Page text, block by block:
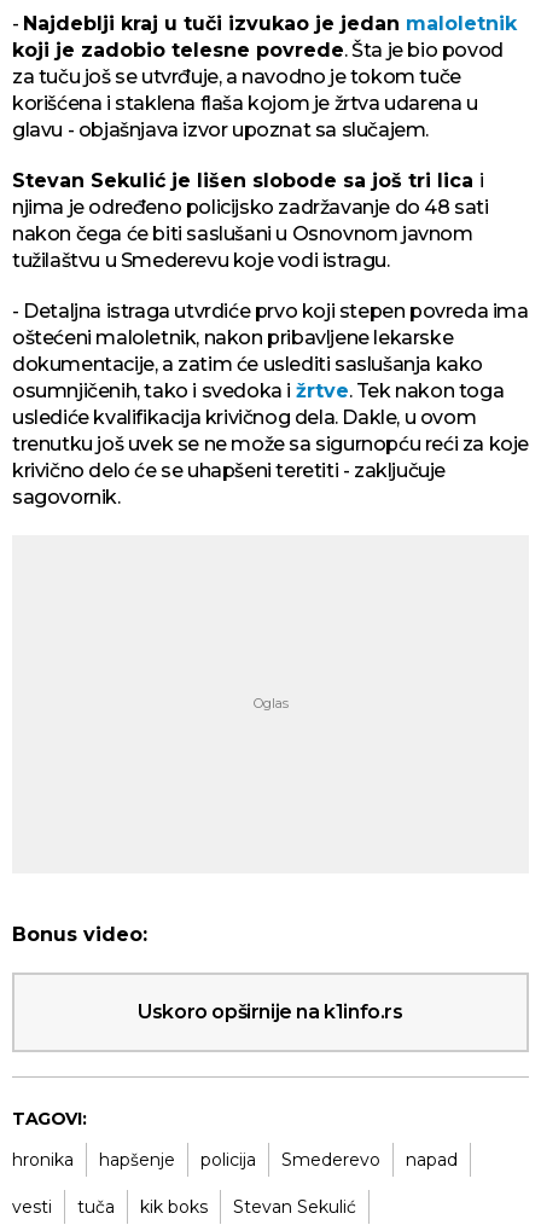
- Najdeblji kraj u tuči izvukao je jedan maloletnik
koji je zadobio telesne povrede. Šta je bio povod
za tuču još se utvrđuje, a navodno je tokom tuče
korišćena i staklena flaša kojom je žrtva udarena u
glavu - objašnjava izvor upoznat sa slučajem.
Stevan Sekulić je lišen slobode sa još tri lica i
njima je određeno policijsko zadržavanje do 48 sati
nakon čega će biti saslušani u Osnovnom javnom
tužilaštvu u Smederevu koje vodi istragu.
- Detaljna istraga utvrdiće prvo koji stepen povreda ima
oštećeni maloletnik, nakon pribavljene lekarske
dokumentacije, a zatim će uslediti saslušanja kako
osumnjičenih, tako i svedoka i žrtve. Tek nakon toga
uslediće kvalifikacija krivičnog dela. Dakle, u ovom
trenutku još uvek se ne može sa sigurnopću reći za koje
krivično delo će se uhapšeni teretiti - zaključuje
sagovornik.
Bonus video:
Uskoro opširnije na k1info.rs
TAGOVI:
hronika
hapšenje policija Smederevo napad
vesti tuča kik boks Stevan Sekulić